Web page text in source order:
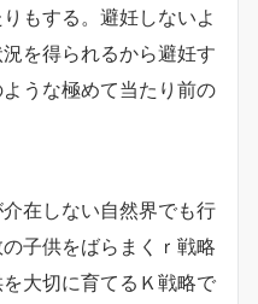
もする。避妊しないよ
を得られるから避妊す
うな極めて当たり前の
介在しない自然界でも行
子供をばらまくｒ戦略
大切に育てるＫ戦略で